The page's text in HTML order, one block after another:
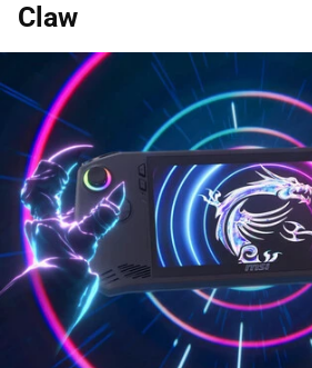
Claw